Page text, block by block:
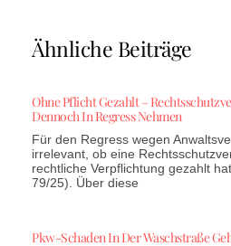
Ähnliche Beiträge
Ohne Pflicht Gezahlt –
Dennoch In Regress Nehmen
Für den Regress wegen
irrelevant, ob eine
rechtliche Verpflichtung gezahlt
79/25). Über diese
Pkw-Schaden In Der Waschstraße